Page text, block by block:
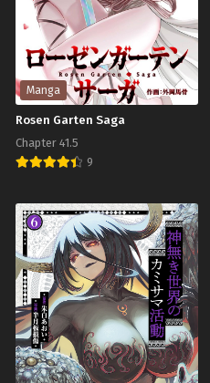
Chapter 27
สิงหาคม 17, 2025
Chapter 25
สิงหาคม 17, 2025
Chapter 24.1
สิงหาคม 17, 2025
Chapter 21.1
สิงหาคม 17, 2025
Chapter 20.1
สิงหาคม 17, 2025
Chapter 19.1
สิงหาคม 17, 2025
Datta
Ken
Sundeiru
Dake
de
Sekai
บ้าน
ของ
ผม
เป็น
จุด
ศูนย์
รวม
Manga
Rosen Garten Saga
Chapter 41.5
9
Garten
Saga